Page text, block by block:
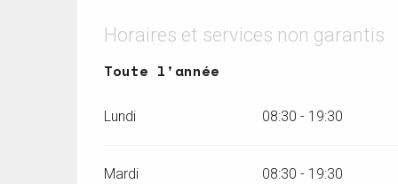
Horaires et services non garantis
Toute l'année
Toute l'année
Lundi 08:30 - 19:30
Mardi 08:30 - 19:30